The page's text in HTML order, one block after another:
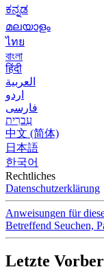
ಕನ್ನಡ
മലയാളം
ไทย
বাংলা
हिंदी
العربية
اردو
فارسی
עִברִית
中文 (简体)
日本語
한국어
Rechtliches
Datenschutzerklärung
Anweisungen für
Betreffend Seuchen,
Letzte